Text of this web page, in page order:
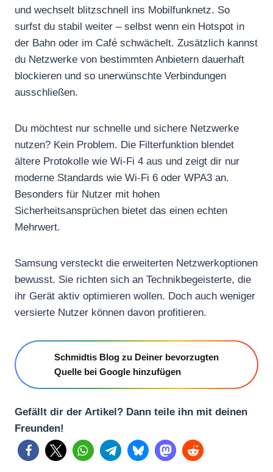
und wechselt blitzschnell ins Mobilfunknetz. So
surfst du stabil weiter – selbst wenn ein Hotspot in
der Bahn oder im Café schwächelt. Zusätzlich kannst
du Netzwerke von bestimmten Anbietern dauerhaft
blockieren und so unerwünschte Verbindungen
ausschließen.
Du möchtest nur schnelle und sichere Netzwerke
nutzen? Kein Problem. Die Filterfunktion blendet
ältere Protokolle wie Wi-Fi 4 aus und zeigt dir nur
moderne Standards wie Wi-Fi 6 oder WPA3 an.
Besonders für Nutzer mit hohen
Sicherheitsansprüchen bietet das einen echten
Mehrwert.
Samsung versteckt die erweiterten Netzwerkoptionen
bewusst. Sie richten sich an Technikbegeisterte, die
ihr Gerät aktiv optimieren wollen. Doch auch weniger
versierte Nutzer können davon profitieren.
Schmidtis Blog zu Deiner bevorzugten
Quelle bei Google hinzufügen
Gefällt dir der Artikel? Dann teile ihn mit deinen
Freunden!